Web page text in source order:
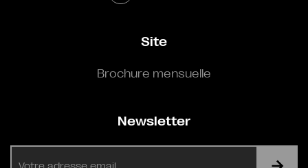
Site
Brochure mensuelle
Newsletter